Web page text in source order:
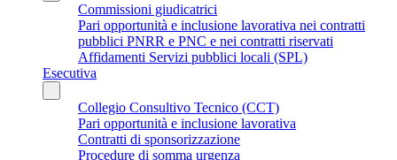
Commissioni giudicatrici
Pari opportunità e inclusione lavorativa nei contratti
pubblici PNRR e PNC e nei contratti riservati
Affidamenti Servizi pubblici locali (SPL)
Esecutiva
Collegio Consultivo Tecnico (CCT)
Pari opportunità e inclusione lavorativa
Contratti di sponsorizzazione
Procedure di somma urgenza